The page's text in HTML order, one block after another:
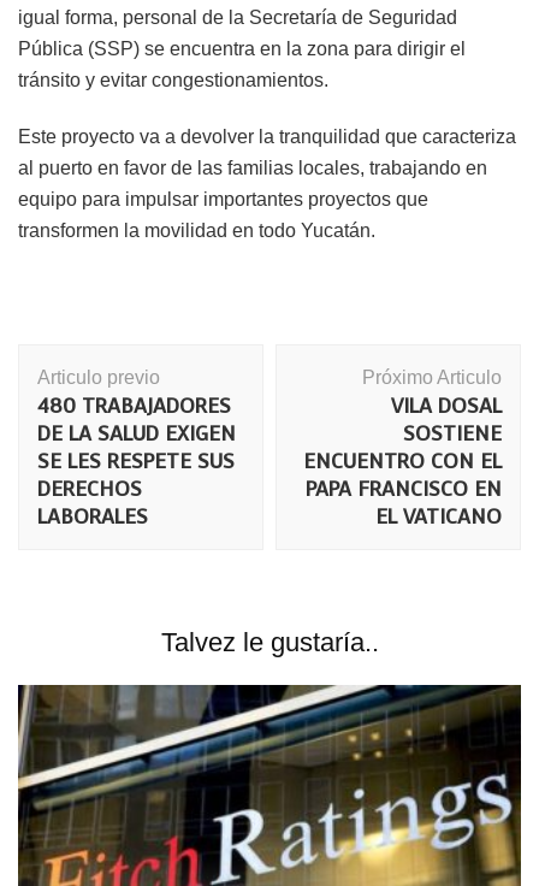
igual forma, personal de la Secretaría de Seguridad
Pública (SSP) se encuentra en la zona para dirigir el
tránsito y evitar congestionamientos.
Este proyecto va a devolver la tranquilidad que caracteriza
al puerto en favor de las familias locales, trabajando en
equipo para impulsar importantes proyectos que
transformen la movilidad en todo Yucatán.
de
publicación
Articulo previo
480 TRABAJADORES
DE LA SALUD EXIGEN
SE LES RESPETE SUS
DERECHOS
LABORALES
Próximo Articulo
VILA DOSAL
SOSTIENE
ENCUENTRO CON EL
PAPA FRANCISCO EN
EL VATICANO
Talvez le gustaría..